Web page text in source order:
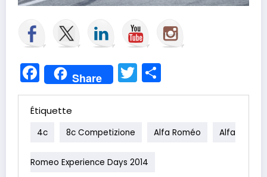
Facebook
Share Twitter
Étiquette
4c 8c Competizione Alfa Roméo Alfa
Romeo Experience Days 2014